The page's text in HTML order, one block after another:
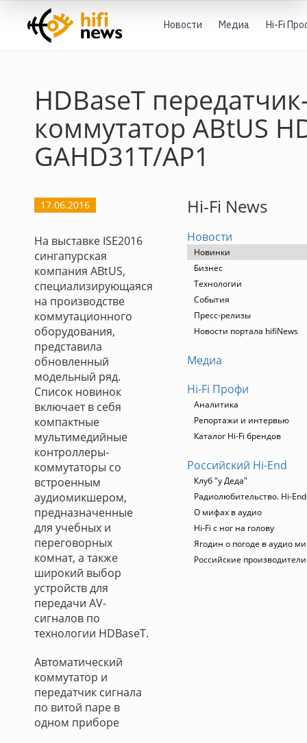
Новости Медиа Hi-Fi
HDBaseT
коммутатор ABtUS
GAHD31T/AP1
17.06.2016
На выставке ISE2016
сингапурская
компания ABtUS,
специализирующаяся
на производстве
коммутационного
оборудования,
представила
обновленный
модельный ряд.
Список новинок
включает в себя
компактные
мультимедийные
контроллеры-
коммутаторы со
встроенным
аудиомикшером,
предназначенные
для учебных и
переговорных
комнат, а также
широкий выбор
устройств для
передачи AV-
сигналов по
технологии HDBaseT.
Автоматический
коммутатор и
передатчик сигнала
по витой паре в
одном приборе
Hi-Fi News
Новости
Новинки
Бизнес
Технологии
События
Пресс-релизы
Новости портала hifiNews
Медиа
Hi-Fi Профи
Аналитика
Репортажи и интервью
Каталог Hi-Fi брендов
Российский Hi-End
Клуб "у Деда"
Радиолюбительство. Hi-
О мифах в аудио
Hi-Fi с ног на голову
Ягодин о погоде в аудио
Российские производители